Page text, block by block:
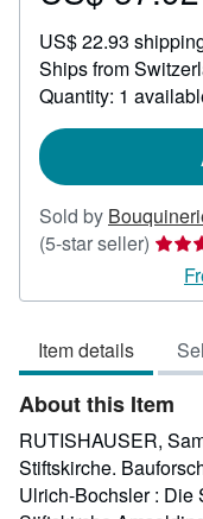
57.92
US$ 22.93
Ships from
Quantity: 1
Sold by
(5-star seller) Seller
rating
5
5
stars
Item details
About this Item
RUTISHAUSER,
Stiftskirche.
Ulrich-Bochsler : Die